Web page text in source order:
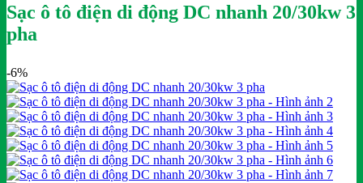
Sạc ô tô điện di động DC nhanh 20/30kw 3
pha
-6%